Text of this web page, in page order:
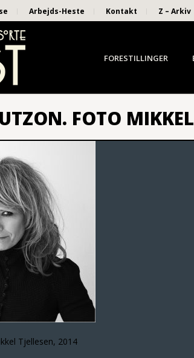
Arbejds-Heste Kontakt Z – Arkiv
FORESTILLINGER
FOTO
Tjellesen, 2014